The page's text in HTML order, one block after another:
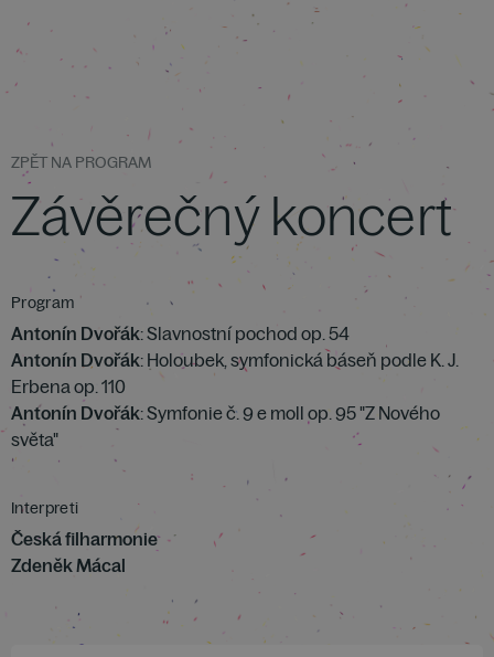
ZPĚT NA PROGRAM
Závěrečný koncert
Program
Antonín Dvořák: Slavnostní pochod op. 54
Antonín Dvořák: Holoubek, symfonická báseň podle K. J.
Erbena op. 110
Antonín Dvořák: Symfonie č. 9 e moll op. 95 "Z Nového
světa"
Interpreti
Česká filharmonie
Zdeněk Mácal